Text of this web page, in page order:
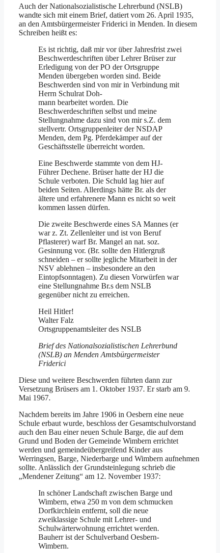
Auch der Nationalsozialistische Lehrerbund (NSLB)
wandte sich mit einem Brief, datiert vom 26. April 1935,
an den Amtsbürgermeister Friderici in Menden. In diesem
Schreiben heißt es:
Es ist richtig, daß mir vor über Jahresfrist zwei
Beschwerdeschriften über Lehrer Brüser zur
Erledigung von der PO der Ortsgruppe
Menden übergeben worden sind. Beide
Beschwerden sind von mir in Verbindung mit
Herrn Schulrat Doh-
mann bearbeitet worden. Die
Beschwerdeschriften selbst und meine
Stellungnahme dazu sind von mir s.Z. dem
stellvertr. Ortsgruppenleiter der NSDAP
Menden, dem Pg. Pferdekämper auf der
Geschäftsstelle überreicht worden.
Eine Beschwerde stammte von dem HJ-
Führer Dechene. Brüser hatte der HJ die
Schule verboten. Die Schuld lag hier auf
beiden Seiten. Allerdings hätte Br. als der
ältere und erfahrenere Mann es nicht so weit
kommen lassen dürfen.
Die zweite Beschwerde eines SA Mannes (er
war z. Zt. Zellenleiter und ist von Beruf
Pflasterer) warf Br. Mangel an nat. soz.
Gesinnung vor. (Br. sollte den Hitlergruß
schneiden – er sollte jegliche Mitarbeit in der
NSV ablehnen – insbesondere an den
Eintopfsonntagen). Zu diesen Vorwürfen war
eine Stellungnahme Br.s dem NSLB
gegenüber nicht zu erreichen.
Heil Hitler!
Walter Falz
Ortsgruppenamtsleiter des NSLB
Brief des Nationalsozialistischen Lehrerbund
(NSLB) an Menden Amtsbürgermeister
Friderici
Diese und weitere Beschwerden führten dann zur
Versetzung Brüsers am 1. Oktober 1937. Er starb am 9.
Mai 1967.
Nachdem bereits im Jahre 1906 in Oesbern eine neue
Schule erbaut wurde, beschloss der Gesamtschulvorstand
auch den Bau einer neuen Schule Barge, die auf dem
Grund und Boden der Gemeinde Wimbern errichtet
werden und gemeindeübergreifend Kinder aus
Werringsen, Barge, Niederbarge und Wimbern aufnehmen
sollte. Anlässlich der Grundsteinlegung schrieb die
„Mendener Zeitung“ am 12. November 1937:
In schöner Landschaft zwischen Barge und
Wimbern, etwa 250 m von dem schmucken
Dorfkirchlein entfernt, soll die neue
zweiklassige Schule mit Lehrer- und
Schulwärterwohnung errichtet werden.
Bauherr ist der Schulverband Oesbern-
Wimbern.